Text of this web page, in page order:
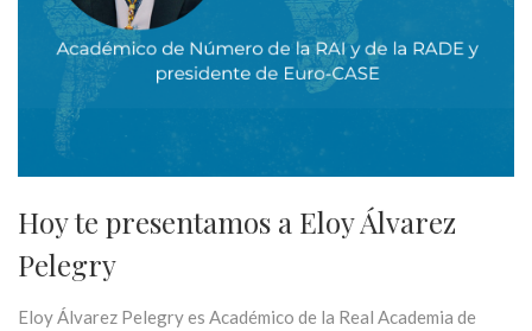
Hoy te presentamos a Eloy Álvarez
Pelegry
Eloy Álvarez Pelegry es Académico de la Real Academia de